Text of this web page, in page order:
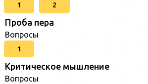
1 2
Проба пера
Вопросы
1
Критическое мышление
Вопросы